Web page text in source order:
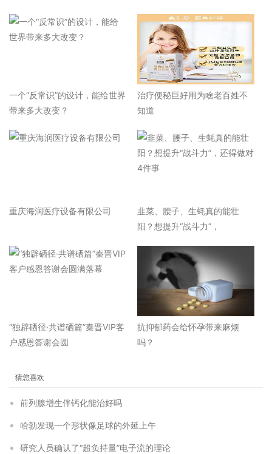
一个“反常识”的设计，能给世界
带来多大改变？
治疗便秘巨好用为啥老百姓不
知道
重庆海润医疗设备有限公司
韭菜、腰子、生蚝真的能壮
阳？想提升“战斗力”，
“独辟硒径·共谱硒篇”秦晋VIP客
户感恩答谢会圆
抗抑郁药会给怀孕带来麻烦
吗？
猜您喜欢
前列腺增生伴钙化能治好吗
哈勃发现一个形状像足球的外延上午
研究人员确认了“超负持量”电子流的理论